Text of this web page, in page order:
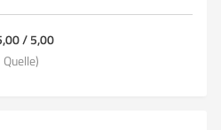
/ 5,00
Quelle)